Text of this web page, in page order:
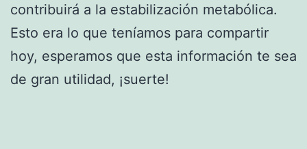
contribuirá a la estabilización metabólica.
Esto era lo que teníamos para compartir
hoy, esperamos que esta información te sea
de gran utilidad, ¡suerte!